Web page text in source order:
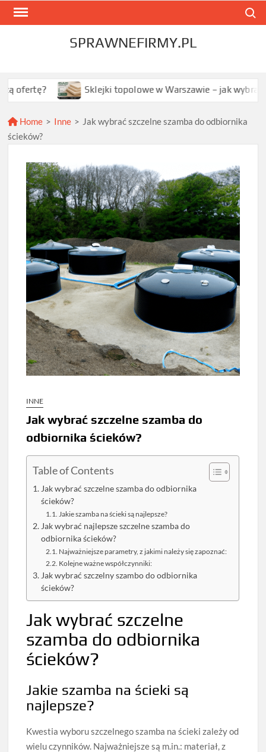
Skip
SPRAWNEFIRMY.PL
Sklejki topolowe w Warszawie – jak wybrać najlepszą
Home > Inne > Jak wybrać szczelne szamba do odbiornika
ścieków?
INNE
Jak wybrać szczelne szamba do
odbiornika ścieków?
Table of Contents
Jak wybrać szczelne szamba do odbiornika
ścieków?
Jakie szamba na ścieki są najlepsze?
Jak wybrać najlepsze szczelne szamba do
odbiornika ścieków?
Najważniejsze parametry, z jakimi należy się zapoznać:
Kolejne ważne współczynniki:
Jak wybrać szczelny szambo do odbiornika
ścieków?
Jak wybrać szczelne
szamba do odbiornika
ścieków?
Jakie szamba na ścieki są
najlepsze?
Kwestia wyboru szczelnego szamba na ścieki zależy od
wielu czynników. Najważniejsze są m.in.: materiał, z